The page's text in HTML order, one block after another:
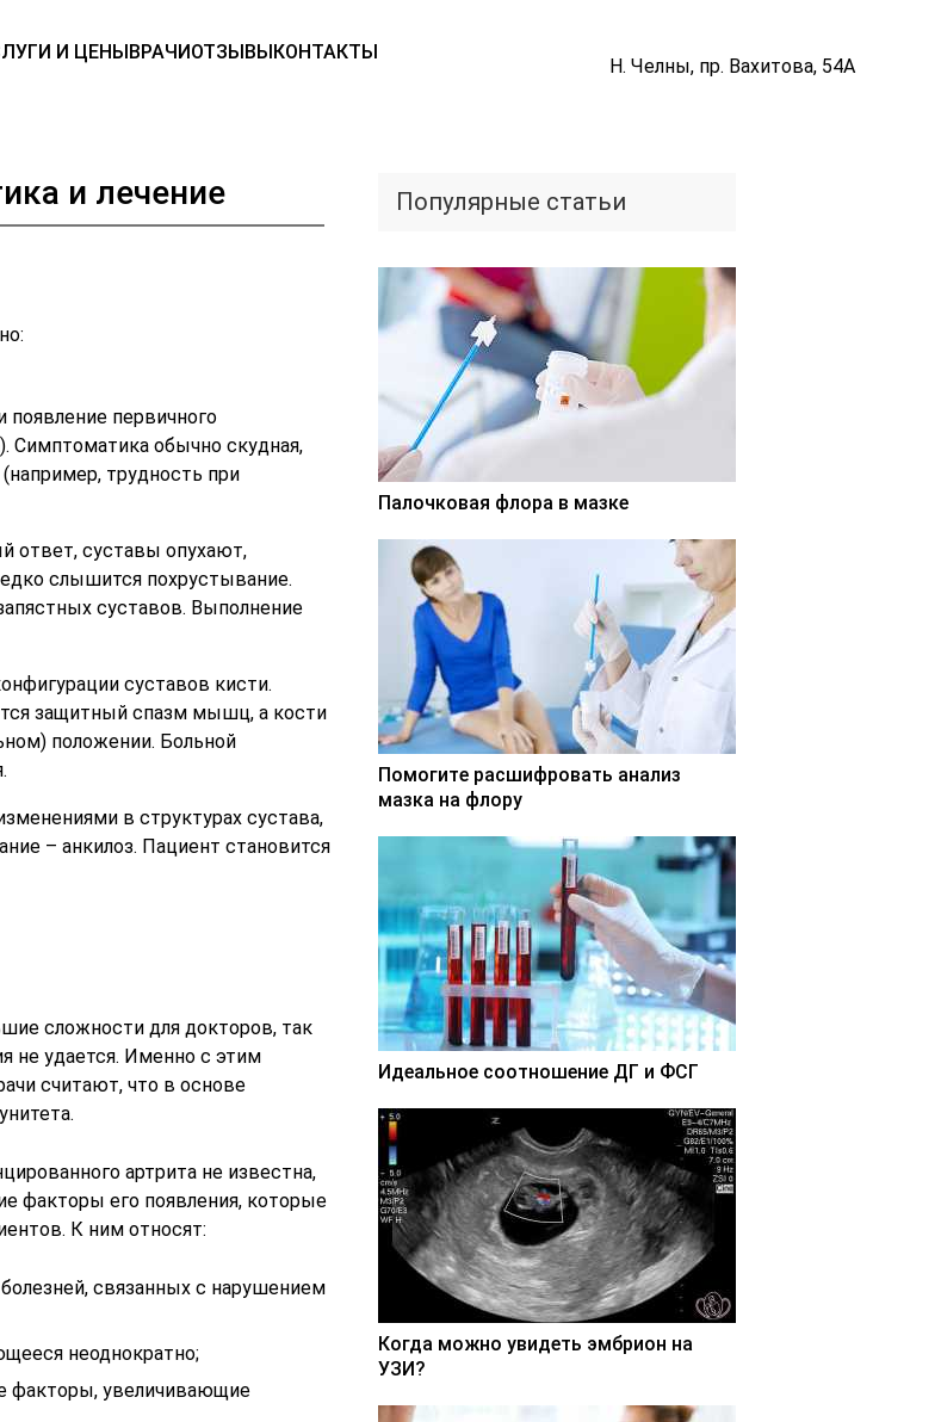
И ЦЕНЫВРАЧИОТЗЫВЫКОНТАКТЫ
Н. Челны, пр. Вахитова, 54А
и лечение
первичного
Симптоматика обычно скудная,
трудность при
ответ, суставы опухают,
слышится похрустывание.
суставов. Выполнение
суставов кисти.
защитный спазм мышц, а кости
положении. Больной
в структурах сустава,
– анкилоз. Пациент становится
сложности для докторов, так
не удается. Именно с этим
считают, что в основе
артрита не известна,
факторы его появления, которые
К ним относят:
связанных с нарушением
неоднократно;
факторы, увеличивающие
Популярные статьи
Палочковая флора в мазке
Помогите расшифровать анализ
мазка на флору
Идеальное соотношение ДГ и ФСГ
Когда можно увидеть эмбрион на
УЗИ?